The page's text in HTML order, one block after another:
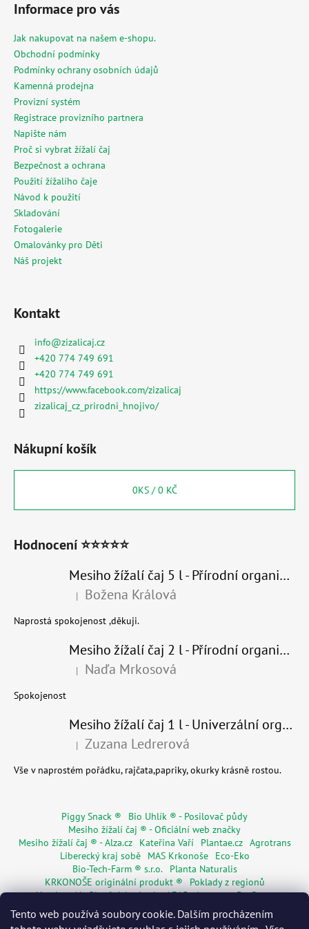
Tento web používá soubory cookie. Dalším procházením
Informace pro vás
Jak nakupovat na našem e-shopu.
Obchodní podmínky
Podmínky ochrany osobních údajů
Kamenná prodejna
Provizní systém
Registrace provizního partnera
Napište nám
Proč si vybrat žížalí čaj
Bezpečnost a ochrana
Použití žížalího čaje
Návod k použití
Skladování
Fotogalerie
Omalovánky pro Děti
Náš projekt
Kontakt
info@zizalicaj.cz
+420 774 749 691
+420 774 749 691
https://www.facebook.com/zizalicaj
zizalicaj_cz_prirodni_hnojivo/
Nákupní košík
0KS /0 KČ
Hodnocení ⭐⭐⭐⭐⭐
Mesiho žížalí čaj 5 l - Přírodní organické hnojivo 100% nature
Hodnocení produktu je 5 z 5 hvězdiček.
| Božena Králová
Naprostá spokojenost ,děkuji.
Mesiho žížalí čaj 2 l - Přírodní organické hnojivo 100% nature - recyklovaný obal
Hodnocení produktu je 5 z 5 hvězdiček.
| Naďa Mrkosová
Spokojenost
Mesiho žížalí čaj 1 l - Univerzální organické hnojivo
Hodnocení produktu je 5 z 5 hvězdiček.
| Zuzana Ledrerová
Vše v naprostém pořádku, rajčata,papriky, okurky krásně rostou.
Piggy Snack ®
Bio Uhlík ® - Posilovač půdy
Mesiho žížalí čaj ® - Oficiální web značky
Mesiho žížalí čaj ® - Alza.cz
Kateřina Vaří Plantae.cz Agrotrans
Liberecký kraj sobě
MAS Krkonoše
Eco-Eko
Bio-Tech-Farm ® s.r.o.
Planta Naturalis
KRKONOŠE originální produkt ®
Poklady z regionů
Hostinec Na Ploužnici od roku 1715 Agentura De Costy
Živá Dřevěnka
Regionální značky
Květinářství Mia s.r.o.
Rodinné pasy
Senior pas WORMÁK